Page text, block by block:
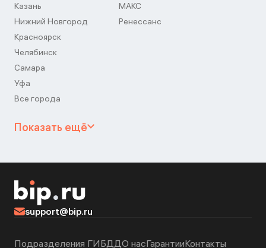
Казань
Нижний Новгород
Красноярск
Челябинск
Самара
Уфа
Все города
МАКС
Ренессанс
Показать ещё
support@bip.ru
Подразделения ГИБДДО насГарантииКонтакты